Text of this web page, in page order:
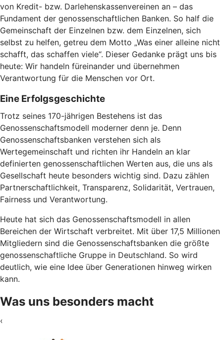
von Kredit- bzw. Darlehenskassenvereinen an – das
Fundament der genossenschaftlichen Banken. So half die
Gemeinschaft der Einzelnen bzw. dem Einzelnen, sich
selbst zu helfen, getreu dem Motto „Was einer alleine nicht
schafft, das schaffen viele“. Dieser Gedanke prägt uns bis
heute: Wir handeln füreinander und übernehmen
Verantwortung für die Menschen vor Ort.
Eine Erfolgsgeschichte
Trotz seines 170-jährigen Bestehens ist das
Genossenschaftsmodell moderner denn je. Denn
Genossenschaftsbanken verstehen sich als
Wertegemeinschaft und richten ihr Handeln an klar
definierten genossenschaftlichen Werten aus, die uns als
Gesellschaft heute besonders wichtig sind. Dazu zählen
Partnerschaftlichkeit, Transparenz, Solidarität, Vertrauen,
Fairness und Verantwortung.
Heute hat sich das Genossenschaftsmodell in allen
Bereichen der Wirtschaft verbreitet. Mit über 17,5 Millionen
Mitgliedern sind die Genossenschaftsbanken die größte
genossenschaftliche Gruppe in Deutschland. So wird
deutlich, wie eine Idee über Generationen hinweg wirken
kann.
Was uns besonders macht
‹